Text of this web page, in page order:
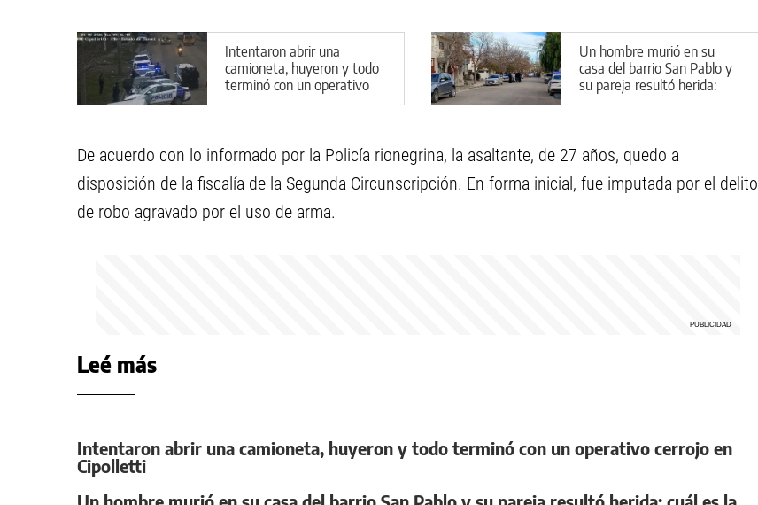
Intentaron abrir una
camioneta, huyeron y todo
terminó con un operativo
cerrojo en Cipolletti
Un hombre murió en su
casa del barrio San Pablo y
su pareja resultó herida:
cuál es la principal hipótesis
De acuerdo con lo informado por la Policía rionegrina, la asaltante, de 27 años, quedo a
disposición de la fiscalía de la Segunda Circunscripción. En forma inicial, fue imputada por el delito
de robo agravado por el uso de arma.
Leé más
Intentaron abrir una camioneta, huyeron y todo terminó con un operativo cerrojo en
Cipolletti